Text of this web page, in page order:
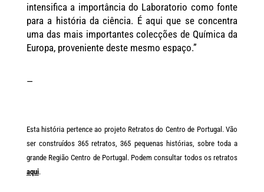
intensifica a importância do Laboratorio como fonte
para a história da ciência. É aqui que se concentra
uma das mais importantes colecções de Química da
Europa, proveniente deste mesmo espaço.”
—
Esta história pertence ao projeto Retratos do Centro de Portugal. Vão
ser construídos 365 retratos, 365 pequenas histórias, sobre toda a
grande Região Centro de Portugal. Podem consultar todos os retratos
aqui.